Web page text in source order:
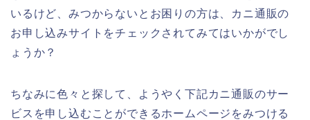
いるけど、みつからないとお困りの方は、カニ通販の
お申し込みサイトをチェックされてみてはいかがでし
ょうか？
ちなみに色々と探して、ようやく下記カニ通販のサー
ビスを申し込むことができるホームページをみつける